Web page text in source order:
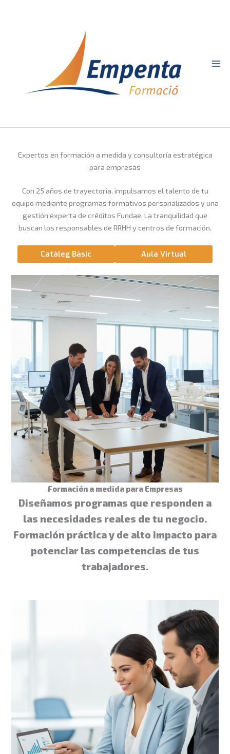
Expertos en formación a medida y consultoría estratégica
para empresas
Con 25 años de trayectoria, impulsamos el talento de tu
equipo mediante programas formativos personalizados y una
gestión experta de créditos Fundae. La tranquilidad que
buscan los responsables de RRHH y centros de formación.
Catàleg Bàsic Aula Virtual
Formación a medida para Empresas
Diseñamos programas que responden a
las necesidades reales de tu negocio.
Formación práctica y de alto impacto para
potenciar las competencias de tus
trabajadores.